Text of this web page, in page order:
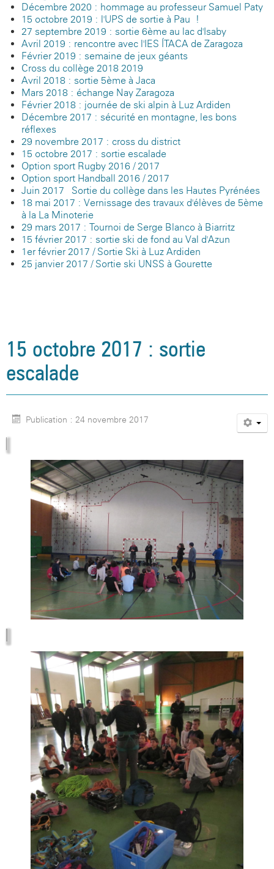
Décembre 2020 : hommage au professeur Samuel Paty
15 octobre 2019 : l'UPS de sortie à Pau !
27 septembre 2019 : sortie 6ème au lac d'Isaby
Avril 2019 : rencontre avec l'IES ÍTACA de Zaragoza
Février 2019 : semaine de jeux géants
Cross du collège 2018-2019
Avril 2018 : sortie 5ème à Jaca
Mars 2018 : échange Nay-Zaragoza
Février 2018 : journée de ski alpin à Luz-Ardiden
Décembre 2017 : sécurité en montagne, les bons
réflexes
29 novembre 2017 : cross du district
15 octobre 2017 : sortie escalade
Option sport Rugby 2016 / 2017
Option sport Handball 2016 / 2017
Juin 2017 - Sortie du collège dans les Hautes Pyrénées
18 mai 2017 : Vernissage des travaux d'élèves de 5ème
à la La Minoterie
29 mars 2017 : Tournoi de Serge Blanco à Biarritz
15 février 2017 : sortie ski de fond au Val d'Azun
1er février 2017 / Sortie Ski à Luz Ardiden
25 janvier 2017 / Sortie ski UNSS à Gourette
15 octobre 2017 : sortie
escalade
Publication : 24 novembre 2017